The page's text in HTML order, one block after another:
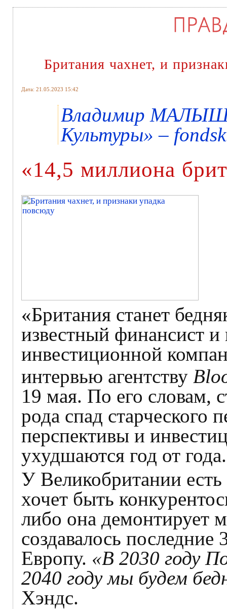
Британия чахнет, и
Дата: 21.05.2023 15:42
Владимир
Культуры» –
«14,5 миллиона
«Британия станет
известный финансист и
инвестиционной
интервью агентству
19 мая. По его словам,
рода спад старческого
перспективы и
ухудшаются год от года.
У Великобритании есть
хочет быть
либо она демонтирует
создавалось последние
Европу. «В 2030 году
2040 году мы будем
Хэндс.